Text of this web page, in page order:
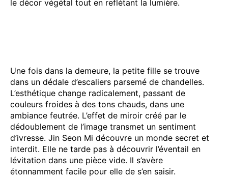
le décor végétal tout en reflétant la lumière.
Une fois dans la demeure, la petite fille se trouve
dans un dédale d’escaliers parsemé de chandelles.
L’esthétique change radicalement, passant de
couleurs froides à des tons chauds, dans une
ambiance feutrée. L’effet de miroir créé par le
dédoublement de l’image transmet un sentiment
d’ivresse. Jin Seon Mi découvre un monde secret et
interdit. Elle ne tarde pas à découvrir l’éventail en
lévitation dans une pièce vide. Il s’avère
étonnamment facile pour elle de s’en saisir.